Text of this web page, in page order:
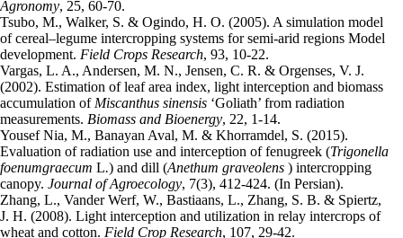
Agronomy, 25, 60-70.
Tsubo, M., Walker, S. & Ogindo, H. O. (2005). A simulation model
of cereal–legume intercropping systems for semi-arid regions Model
development. Field Crops Research, 93, 10-22.
Vargas, L. A., Andersen, M. N., Jensen, C. R. & Orgenses, V. J.
(2002). Estimation of leaf area index, light interception and biomass
accumulation of Miscanthus sinensis ‘Goliath’ from radiation
measurements. Biomass and Bioenergy, 22, 1-14.
Yousef Nia, M., Banayan Aval, M. & Khorramdel, S. (2015).
Evaluation of radiation use and interception of fenugreek (Trigonella
foenumgraecum L.) and dill (Anethum graveolens ) intercropping
canopy. Journal of Agroecology, 7(3), 412-424. (In Persian).
Zhang, L., Vander Werf, W., Bastiaans, L., Zhang, S. B. & Spiertz,
J. H. (2008). Light interception and utilization in relay intercrops of
wheat and cotton. Field Crop Research, 107, 29-42.